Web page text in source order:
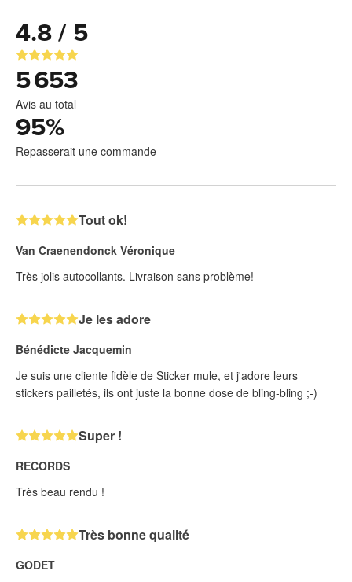
4.8 / 5
5 653
Avis au total
95%
Repasserait une commande
Tout ok!
Van Craenendonck Véronique
Très jolis autocollants. Livraison sans problème!
Je les adore
Bénédicte Jacquemin
Je suis une cliente fidèle de Sticker mule, et j'adore leurs
stickers pailletés, ils ont juste la bonne dose de bling-bling ;-)
Super !
RECORDS
Très beau rendu !
Très bonne qualité
GODET